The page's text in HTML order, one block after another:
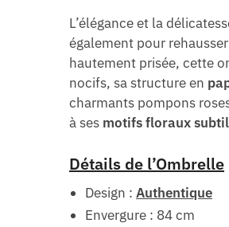
L’élégance et la
également pour
hautement prisée, cette
nocifs, sa structure en
charmants pompons
à ses motifs floraux
Détails de l’Ombrelle
Design :Authentique
Envergure : 84 cm